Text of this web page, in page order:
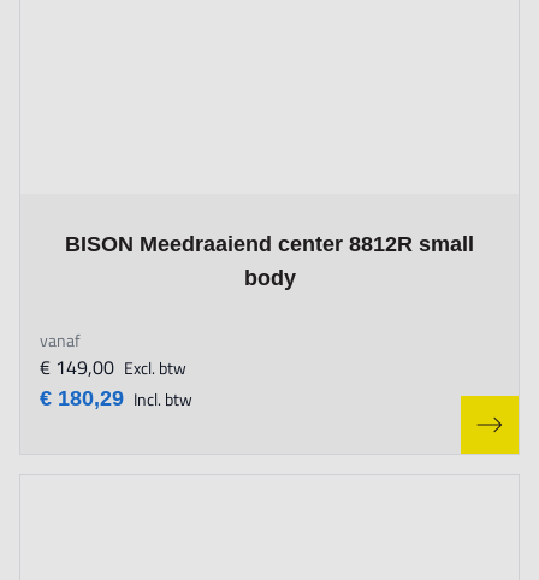
BISON Meedraaiend center 8812R small
body
The price depends on the options chosen on the product page
vanaf
€ 180,29 Incl. btw
€ 149,00 Excl. btw